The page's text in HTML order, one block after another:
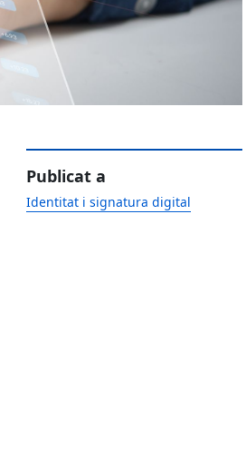
Publicat a
Identitat i signatura digital